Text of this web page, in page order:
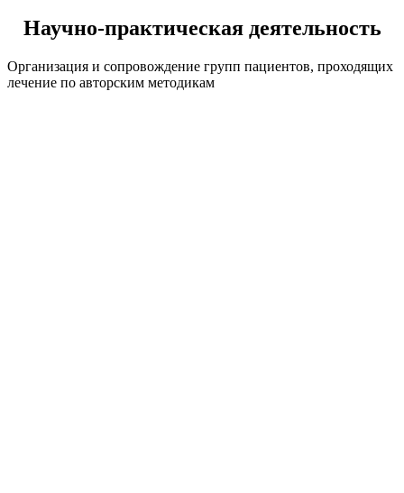
Научно-практическая деятельность
Организация и сопровождение групп пациентов, проходящих
лечение по авторским методикам